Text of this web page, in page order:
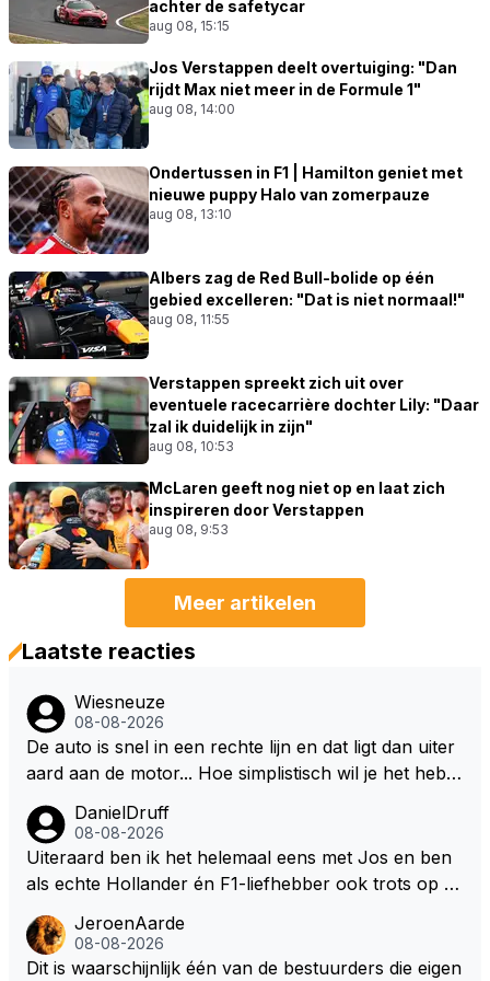
achter de safetycar
aug 08, 15:15
Jos Verstappen deelt overtuiging: "Dan
rijdt Max niet meer in de Formule 1"
aug 08, 14:00
Ondertussen in F1 | Hamilton geniet met
nieuwe puppy Halo van zomerpauze
aug 08, 13:10
Albers zag de Red Bull-bolide op één
gebied excelleren: "Dat is niet normaal!"
aug 08, 11:55
Verstappen spreekt zich uit over
eventuele racecarrière dochter Lily: "Daar
zal ik duidelijk in zijn"
aug 08, 10:53
McLaren geeft nog niet op en laat zich
inspireren door Verstappen
aug 08, 9:53
Meer artikelen
Laatste reacties
Wiesneuze
08-08-2026
De auto is snel in een rechte lijn en dat ligt dan uiter
aard aan de motor... Hoe simplistisch wil je het hebb
rstand ontzettend belangrijk. Heeft Red Bull bochtgri
p opgegeven voor topsnelheid? Dat is iets wat vaker
gebeurd is, zeker met Verstappen aan bet stuur.
DanielDruff
08-08-2026
Uiteraard ben ik het helemaal eens met Jos en ben
als echte Hollander én F1-liefhebber ook trots op de
aatste tijd kriebelt bij mij toch de wens dat hij nog een
s een knappe auto van Red Bull krijgt, waarmee hij d
JeroenAarde
08-08-2026
Dit is waarschijnlijk één van de bestuurders die eigen